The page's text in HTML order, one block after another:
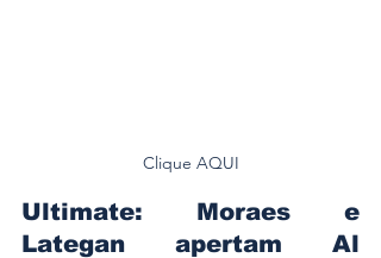
Clique AQUI
Ultimate: Moraes e
Lategan apertam Al